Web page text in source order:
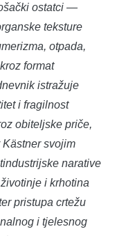
ostatci —
teksture
otpada,
format
istražuje
i fragilnost
obiteljske priče,
svojim
narative
i krhotina
pristupa crtežu
i tjelesnog